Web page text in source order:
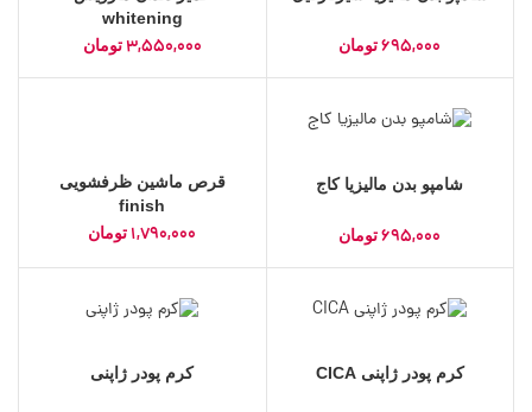
695,000 تومان
whitening
3,550,000 تومان
شامپو بدن مالیزیا کاج
695,000 تومان
قرص ماشین ظرفشویی
finish
1,790,000 تومان
کرم پودر ژاپنی CICA کرم پودر ژاپنی